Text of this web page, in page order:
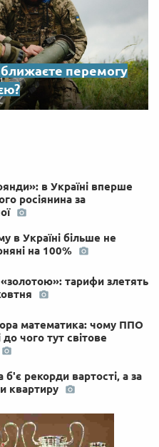
перемогу
в Україні вперше
росіянина за
в Україні більше не
на 100%
тарифи злетять
математика: чому ППО
до чого тут світове
рекорди вартості, а за
квартиру